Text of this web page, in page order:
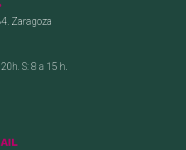
Zaragoza
S: 8 a 15 h.